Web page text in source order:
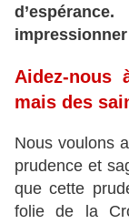
Aidez-nous
mais des
Nous voulons
prudence et
que cette
folie de la